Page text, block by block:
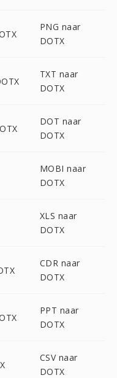
PNG naar
DOTX
TXT naar
DOTX
DOT naar
DOTX
MOBI naar
DOTX
XLS naar
DOTX
CDR naar
DOTX
PPT naar
DOTX
CSV naar
DOTX